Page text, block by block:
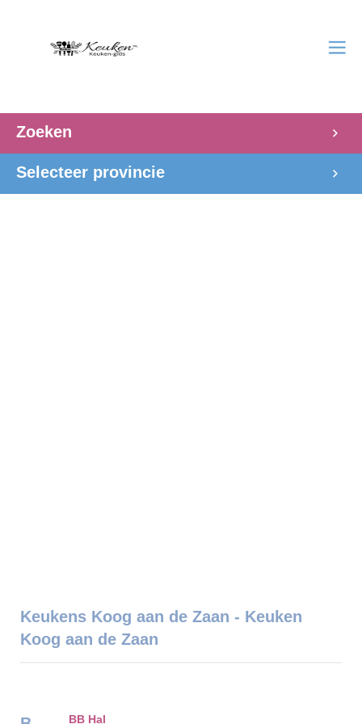
Zoeken
Selecteer provincie
Keukens Koog aan de Zaan - Keuken
Koog aan de Zaan
BB Hal